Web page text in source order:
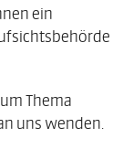
ein
Thema
uns wenden.